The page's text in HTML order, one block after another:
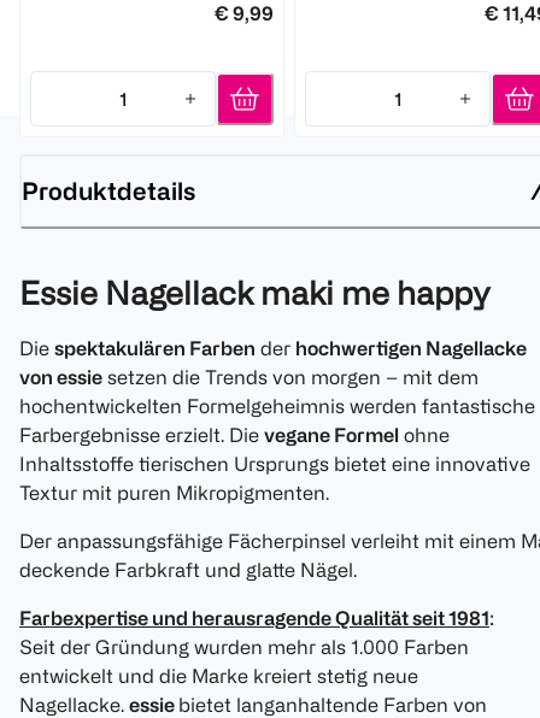
€ 9,99
1
Quantity: 1
€
1
Quantity: 1
Produktdetails
Essie Nagellack maki me happy
Die spektakulären Farben der hochwertigen Nagellacke
von essie setzen die Trends von morgen – mit dem
hochentwickelten Formelgeheimnis werden fantastische
Farbergebnisse erzielt. Die vegane Formel ohne
Inhaltsstoffe tierischen Ursprungs bietet eine innovative
Textur mit puren Mikropigmenten.
Der anpassungsfähige Fächerpinsel verleiht mit einem
deckende Farbkraft und glatte Nägel.
Farbexpertise und herausragende Qualität seit 1981:
Seit der Gründung wurden mehr als 1.000 Farben
entwickelt und die Marke kreiert stetig neue
Nagellacke. essie bietet langanhaltende Farben von